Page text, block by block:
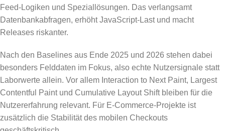
Feed-Logiken und Speziallösungen. Das verlangsamt
Datenbankabfragen, erhöht JavaScript-Last und macht
Releases riskanter.
Nach den Baselines aus Ende 2025 und 2026 stehen dabei
besonders Felddaten im Fokus, also echte Nutzersignale statt
Laborwerte allein. Vor allem Interaction to Next Paint, Largest
Contentful Paint und Cumulative Layout Shift bleiben für die
Nutzererfahrung relevant. Für E-Commerce-Projekte ist
zusätzlich die Stabilität des mobilen Checkouts